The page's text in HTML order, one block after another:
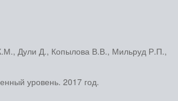
Дули Д., Копылова В.В., Мильруд Р.П.,
уровень. 2017 год.